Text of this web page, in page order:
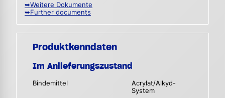
➥Weitere Dokumente
➥Further documents
Produktkenndaten
Im Anlieferungszustand
Bindemittel
Acrylat/Alkyd-
System